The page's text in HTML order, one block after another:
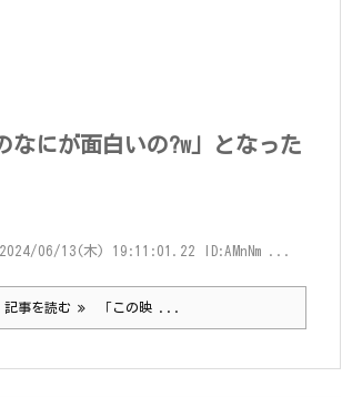
なにが面白いの?w」となった
06/13(木) 19:11:01.22 ID:AMnNm ...
記事を読む 「この映 ...